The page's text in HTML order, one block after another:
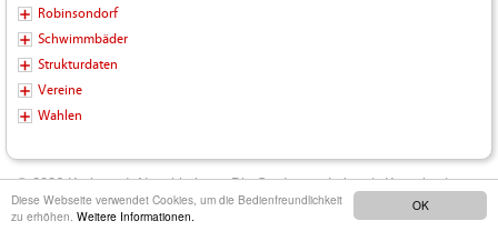
OK
Diese Webseite verwendet Cookies, um die Bedienfreundlichkeit
zu erhöhen. Weitere Informationen.
Robinsondorf
Schwimmbäder
Strukturdaten
Vereine
Wahlen
© 2026 Kreisstadt Neunkirchen - Die Stadt zum Leben | Kontakt |
Impressum
| Datenschutz | Barrierefreiheit | Inhalt